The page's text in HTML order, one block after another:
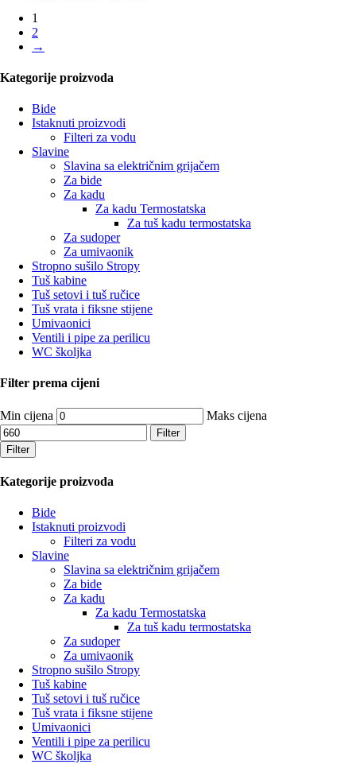
1
2
→
Kategorije proizvoda
Bide
Istaknuti proizvodi
Filteri za vodu
Slavine
Slavina sa električnim grijačem
Za bide
Za kadu
Za kadu Termostatska
Za tuš kadu termostatska
Za sudoper
Za umivaonik
Stropno sušilo Stropy
Tuš kabine
Tuš setovi i tuš ručice
Tuš vrata i fiksne stijene
Umivaonici
Ventili i pipe za perilicu
WC školjka
Filter prema cijeni
Min cijena Maks cijena
Filter
Filter
Kategorije proizvoda
Bide
Istaknuti proizvodi
Filteri za vodu
Slavine
Slavina sa električnim grijačem
Za bide
Za kadu
Za kadu Termostatska
Za tuš kadu termostatska
Za sudoper
Za umivaonik
Stropno sušilo Stropy
Tuš kabine
Tuš setovi i tuš ručice
Tuš vrata i fiksne stijene
Umivaonici
Ventili i pipe za perilicu
WC školjka